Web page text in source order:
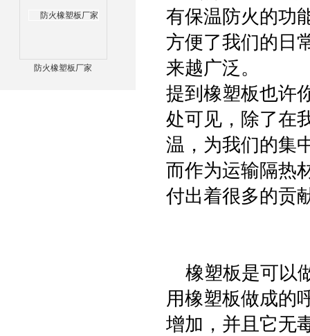
防火橡塑板厂家
有保温防火的功
方便了我们的日
来越广泛。
提到橡塑板也许
处可见，除了在
温，为我们的集
而作为运输隔热
付出着很多的贡
橡塑板是可以
用橡塑板做成的
增加，并且它无